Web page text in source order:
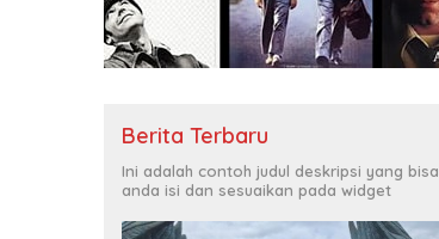
Berita Terbaru
Ini adalah contoh judul deskripsi yang bisa
anda isi dan sesuaikan pada widget